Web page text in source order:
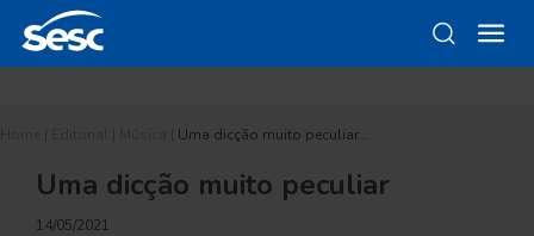
Uma dicção muito peculiar…
Uma dicção muito peculiar
14/05/2021